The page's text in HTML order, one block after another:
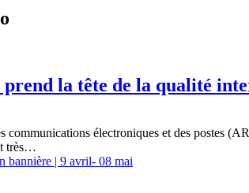
prend la tête de la qualité
communications électroniques et des postes
très…